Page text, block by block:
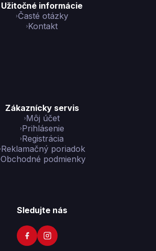
Užitočné informácie
Časté otázky
Kontakt
Zákaznícky servis
Môj účet
Prihlásenie
Registrácia
Reklamačný poriadok
Obchodné podmienky
Sledujte nás